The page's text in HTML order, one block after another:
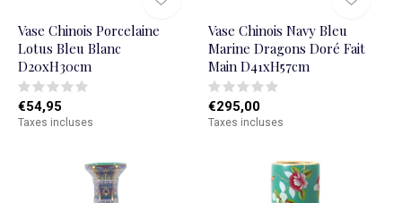
Vase Chinois Porcelaine
Lotus Bleu Blanc
D20xH30cm
€54,95
Taxes incluses
Vase Chinois Navy Bleu
Marine Dragons Doré Fait
Main D41xH57cm
€295,00
Taxes incluses